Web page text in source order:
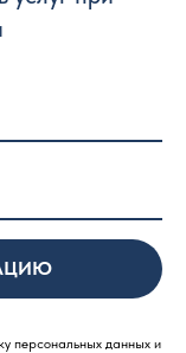
персональных данных и